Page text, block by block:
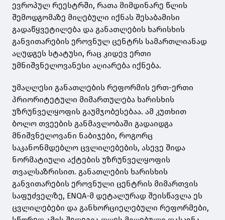
ევროპულ რეესტრში, რათა მიმდინარე წლის
შემოდგომაზე მიღებული იქნას შესაბამისი
გადაწყვეტილება და განათლების ხარისხის
განვითარების ეროვნულ ცენტრს სამართლიანად
აღუდგეს სტატუსი, რაც კიდევ ერთი
უმნიშვნელოვანესი აღიარება იქნება.
უმაღლესი განათლების რეფორმის ერთ-ერთი
პრიორიტეტული მიმართულება ხარისხის
უზრუნველყოფის გაუმჯობესებაა. ამ კუთხით
ბოლო თვეების განმავლობაში გადაიდგა
მნიშვნელოვანი ნაბიჯები, როგორც
საკანონმდებლო ცვლილებების, ასევე შიდა
ნორმატიული აქტების უზრუნველყოფის
თვალსაზრისით. განათლების ხარისხის
განვითარების ეროვნული ცენტრის მიმართვის
საფუძველზე, ENQA-მ დეტალურად შეისწავლა ეს
ცვლილებები და განხორციელებული რეფორმები,